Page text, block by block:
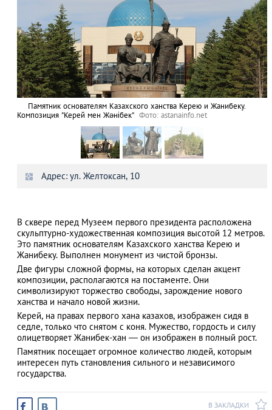
Памятник основателям Казахского ханства Керею и Жанибеку.
Композиция "Керей мен Жәнібек" Фото: astanainfo.net
Адрес: ул. Желтоксан, 10
В сквере перед Музеем первого президента расположена
скульптурно-художественная композиция высотой 12 метров.
Это памятник основателям Казахского ханства Керею и
Жанибеку. Выполнен монумент из чистой бронзы.
Две фигуры сложной формы, на которых сделан акцент
композиции, располагаются на постаменте. Они
символизируют торжество свободы, зарождение нового
ханства и начало новой жизни.
Керей, на правах первого хана казахов, изображен сидя в
седле, только что снятом с коня. Мужество, гордость и силу
олицетворяет Жанибек-хан — он изображен в полный рост.
Памятник посещает огромное количество людей, которым
интересен путь становления сильного и независимого
государства.
В ЗАКЛАДКИ